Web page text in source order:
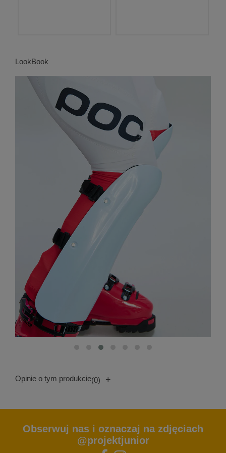
LookBook
Opinie o tym produkcie(0) +
Obserwuj nas i oznaczaj na zdjęciach
@projektjunior